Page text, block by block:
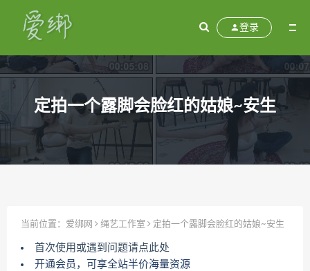
登录
定拍一个露脚会脸红的姑娘~安生
当前位置： 爱绑网 绳艺工作室 定拍一个露脚会脸红的姑娘~安生
首次使用或遇到问题请点此处
开通会员，可享全站半价海量资源